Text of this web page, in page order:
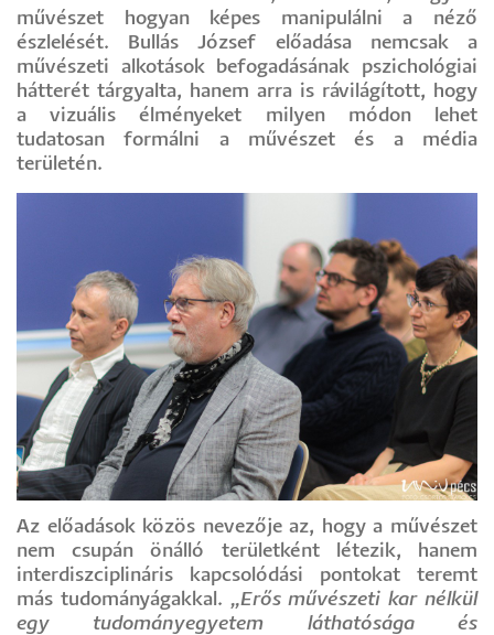
művészet hogyan képes manipulálni a néző
észlelését. Bullás József előadása nemcsak a
művészeti alkotások befogadásának pszichológiai
hátterét tárgyalta, hanem arra is rávilágított, hogy
a vizuális élményeket milyen módon lehet
tudatosan formálni a művészet és a média
területén.
Az előadások közös nevezője az, hogy a művészet
nem csupán önálló területként létezik, hanem
interdiszciplináris kapcsolódási pontokat teremt
más tudományágakkal. „Erős művészeti kar nélkül
egy tudományegyetem láthatósága és